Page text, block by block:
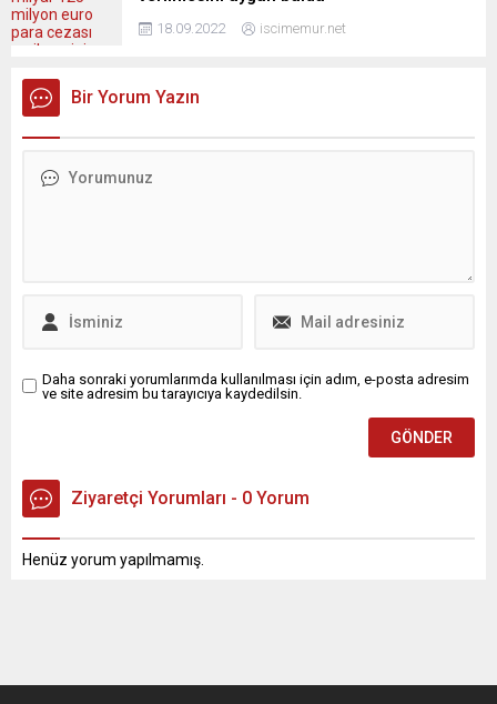
18.09.2022 iscimemur.net
Bir Yorum Yazın
Daha sonraki yorumlarımda kullanılması için adım, e-posta adresim
ve site adresim bu tarayıcıya kaydedilsin.
Ziyaretçi Yorumları - 0 Yorum
Henüz yorum yapılmamış.